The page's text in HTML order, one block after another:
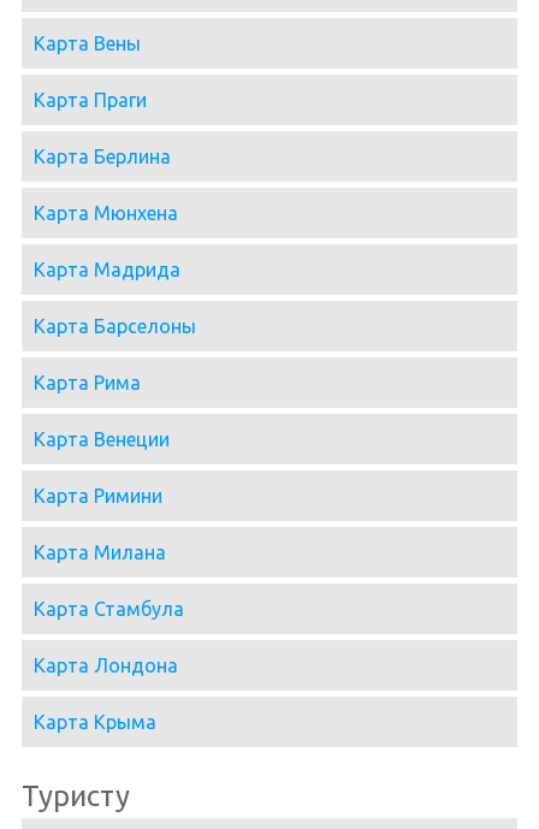
Карта Вены
Карта Праги
Карта Берлина
Карта Мюнхена
Карта Мадрида
Карта Барселоны
Карта Рима
Карта Венеции
Карта Римини
Карта Милана
Карта Стамбула
Карта Лондона
Карта Крыма
Туристу